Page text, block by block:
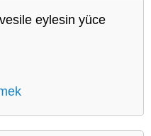
eylesin yüce